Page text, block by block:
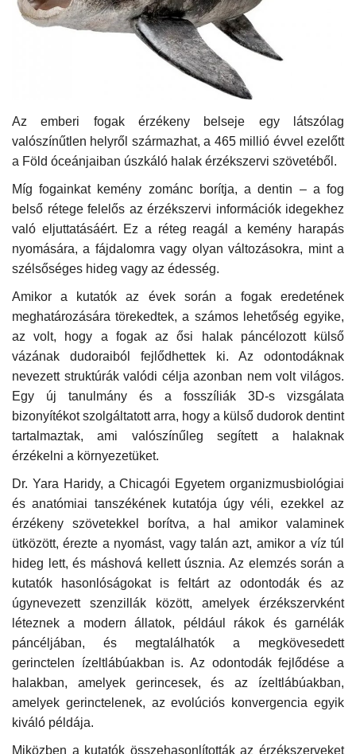
Kultúra
Gazdaság
Művészet
Sport
Sajtó
Rendezvény
Humor
Napló postája
Galéria
Újság Archívum
Emlékezzünk †
Nyelv
Magyar Deutsch English
Az emberi fogak érzékeny belseje egy látszólag
valószínűtlen helyről származhat, a 465 millió évvel ezelőtt
a Föld óceánjaiban úszkáló halak érzékszervi szövetéből.
Míg fogainkat kemény zománc borítja, a dentin – a fog
belső rétege felelős az érzékszervi információk idegekhez
való eljuttatásáért. Ez a réteg reagál a kemény harapás
nyomására, a fájdalomra vagy olyan változásokra, mint a
szélsőséges hideg vagy az édesség.
Amikor a kutatók az évek során a fogak eredetének
meghatározására törekedtek, a számos lehetőség egyike,
az volt, hogy a fogak az ősi halak páncélozott külső
vázának dudoraiból fejlődhettek ki. Az odontodáknak
nevezett struktúrák valódi célja azonban nem volt világos.
Egy új tanulmány és a fosszíliák 3D-s vizsgálata
bizonyítékot szolgáltatott arra, hogy a külső dudorok dentint
tartalmaztak, ami valószínűleg segített a halaknak
érzékelni a környezetüket.
Dr. Yara Haridy, a Chicagói Egyetem organizmusbiológiai
és anatómiai tanszékének kutatója úgy véli, ezekkel az
érzékeny szövetekkel borítva, a hal amikor valaminek
ütközött, érezte a nyomást, vagy talán azt, amikor a víz túl
hideg lett, és máshová kellett úsznia. Az elemzés során a
kutatók hasonlóságokat is feltárt az odontodák és az
úgynevezett szenzillák között, amelyek érzékszervként
léteznek a modern állatok, például rákok és garnélák
páncéljában, és megtalálhatók a megkövesedett
gerinctelen ízeltlábúakban is. Az odontodák fejlődése a
halakban, amelyek gerincesek, és az ízeltlábúakban,
amelyek gerinctelenek, az evolúciós konvergencia egyik
kiváló példája.
Miközben a kutatók összehasonlították az érzékszerveket